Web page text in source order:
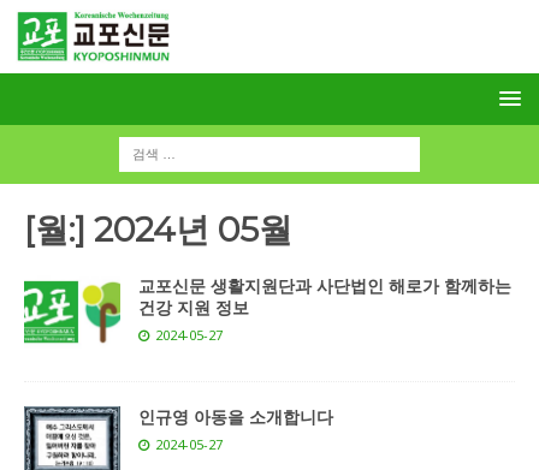
[월:] 2024년 05월
교포신문 생활지원단과 사단법인 해로가 함께하는
건강 지원 정보
2024-05-27
인규영 아동을 소개합니다
2024-05-27